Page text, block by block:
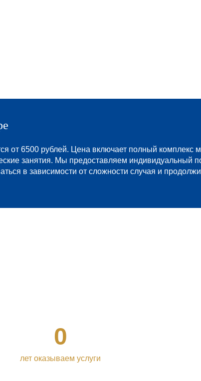
от 6500 рублей. Цена включает полный комплекс
занятия. Мы предоставляем индивидуальный
в зависимости от сложности случая и
0
лет оказываем услуги